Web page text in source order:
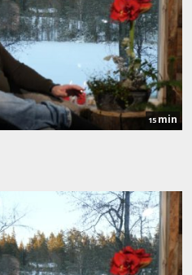
15 min